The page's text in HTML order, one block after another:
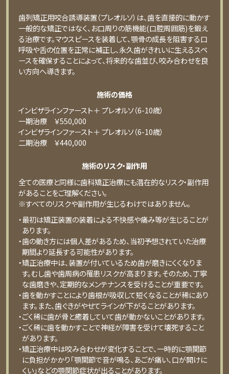
歯列矯正用咬合誘導装置（プレオルソ）は、歯を直接的に動かす
一般的な矯正ではなく、お口周りの筋機能(口腔周囲筋)を鍛え
る治療です。マウスピースを装着して、顎骨の成長を阻害する口
呼吸や舌の位置を正常に補正し、永久歯がきれいに生えるスペ
ースを確保することによって、将来的な歯並び、咬み合わせを良
い方向へ導きます。
施術の価格
インビザラインファースト＋ プレオルソ（6-10歳）
⼀期治療 ￥550,000
インビザラインファースト＋ プレオルソ（6-10歳）
⼆期治療 ￥440,000
施術のリスク・副作用
全ての医療と同様に歯科矯正治療にも潜在的なリスク・副作用
があることをご理解ください。
※すべてのリスクや副作用が生じるわけではありません。
・最初は矯正装置の装着による不快感や痛み等が⽣じることが
あります。
・⻭の動き⽅には個⼈差があるため、当初予想されていた治療
期間より延⻑する可能性があります。
・矯正治療中は、装置が付いているため⻭が磨きにくくなりま
す。むし⻭や⻭周病の罹患リスクが⾼まります。そのため、丁寧
な⻭磨きや、定期的なメンテナンスを受けることが重要です。
・⻭を動かすことにより⻭根が吸収して短くなることが稀にあり
ます。また、⻭ぐきがやせてラインが下がることがあります。
・ごく稀に⻭が⾻と癒着していて⻭が動かないことがあります。
・ごく稀に⻭を動かすことで神経が障害を受けて壊死すること
があります。
・矯正治療中は咬み合わせが変化することで、⼀時的に顎関節
に負担がかかり「顎関節で⾳が鳴る、あごが痛い、⼝が開けに
くい」などの顎関節症状が出ることがあります。